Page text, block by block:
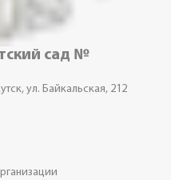
сад №
ул. Байкальская, 212